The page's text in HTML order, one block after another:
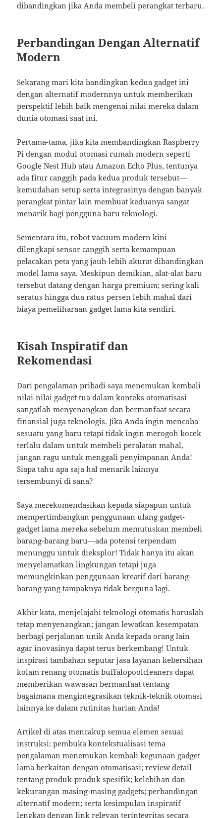
dibandingkan jika Anda membeli perangkat terbaru.
Perbandingan Dengan Alternatif
Modern
Sekarang mari kita bandingkan kedua gadget ini
dengan alternatif modernnya untuk memberikan
perspektif lebih baik mengenai nilai mereka dalam
dunia otomasi saat ini.
Pertama-tama, jika kita membandingkan Raspberry
Pi dengan modul otomasi rumah modern seperti
Google Nest Hub atau Amazon Echo Plus, tentunya
ada fitur canggih pada kedua produk tersebut—
kemudahan setup serta integrasinya dengan banyak
perangkat pintar lain membuat keduanya sangat
menarik bagi pengguna baru teknologi.
Sementara itu, robot vacuum modern kini
dilengkapi sensor canggih serta kemampuan
pelacakan peta yang jauh lebih akurat dibandingkan
model lama saya. Meskipun demikian, alat-alat baru
tersebut datang dengan harga premium; sering kali
seratus hingga dua ratus persen lebih mahal dari
biaya pemeliharaan gadget lama kita sendiri.
Kisah Inspiratif dan
Rekomendasi
Dari pengalaman pribadi saya menemukan kembali
nilai-nilai gadget tua dalam konteks otomatisasi
sangatlah menyenangkan dan bermanfaat secara
finansial juga teknologis. Jika Anda ingin mencoba
sesuatu yang baru tetapi tidak ingin merogoh kocek
terlalu dalam untuk membeli peralatan mahal,
jangan ragu untuk menggali penyimpanan Anda!
Siapa tahu apa saja hal menarik lainnya
tersembunyi di sana?
Saya merekomendasikan kepada siapapun untuk
mempertimbangkan penggunaan ulang gadget-
gadget lama mereka sebelum memutuskan membeli
barang-barang baru—ada potensi terpendam
menunggu untuk dieksplor! Tidak hanya itu akan
menyelamatkan lingkungan tetapi juga
memungkinkan penggunaan kreatif dari barang-
barang yang tampaknya tidak berguna lagi.
Akhir kata, menjelajahi teknologi otomatis haruslah
tetap menyenangkan; jangan lewatkan kesempatan
berbagi perjalanan unik Anda kepada orang lain
agar inovasinya dapat terus berkembang! Untuk
inspirasi tambahan seputar jasa layanan kebersihan
kolam renang otomatisbuffalopoolcleaners dapat
memberikan wawasan bermanfaat tentang
bagaimana mengintegrasikan teknik-teknik otomasi
lainnya ke dalam rutinitas harian Anda!
Artikel di atas mencakup semua elemen sesuai
instruksi: pembuka kontekstualisasi tema
pengalaman menemukan kembali kegunaan gadget
lama berkaitan dengan otomatisasi; review detail
tentang produk-produk spesifik; kelebihan dan
kekurangan masing-masing gadgets; perbandingan
alternatif modern; serta kesimpulan inspiratif
lengkap dengan link relevan terintegritas secara